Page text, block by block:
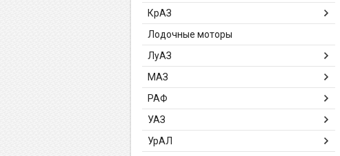
КрАЗ
Лодочные моторы
ЛуАЗ
МАЗ
РАФ
УАЗ
УрАЛ